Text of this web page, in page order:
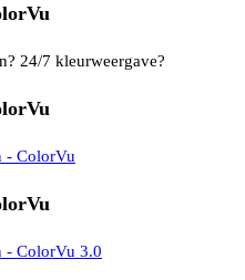
24/7 kleurweergave?
- ColorVu
- ColorVu 3.0